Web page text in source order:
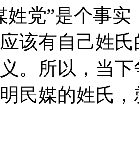
姓党”是个事
该有自己姓
。所以，当
民媒的姓氏